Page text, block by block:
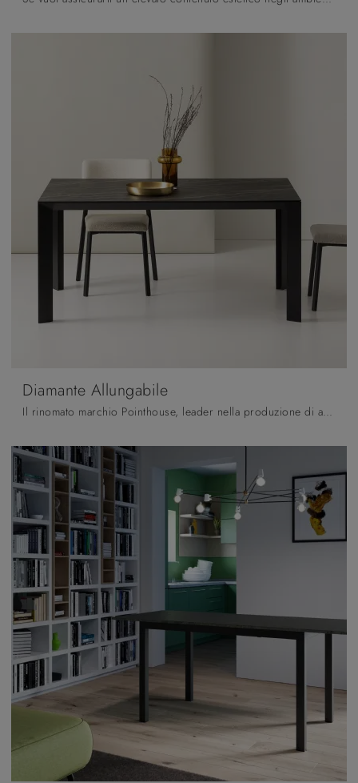
Diamante Allungabile
Il rinomato marchio Pointhouse, leader nella produzione di arredi in ceramica, ha scelto per la sua linea una grande varietà di materiali, forme e ...